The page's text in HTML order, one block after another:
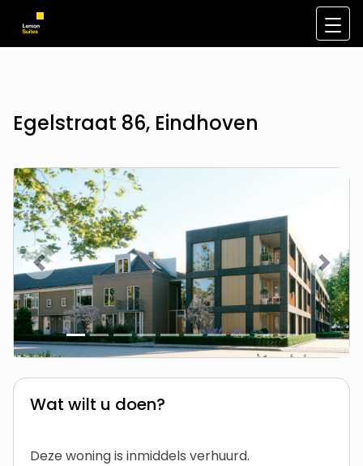
Egelstraat 86, Eindhoven
Vorige
Wat wilt u doen?
Deze woning is inmiddels verhuurd.